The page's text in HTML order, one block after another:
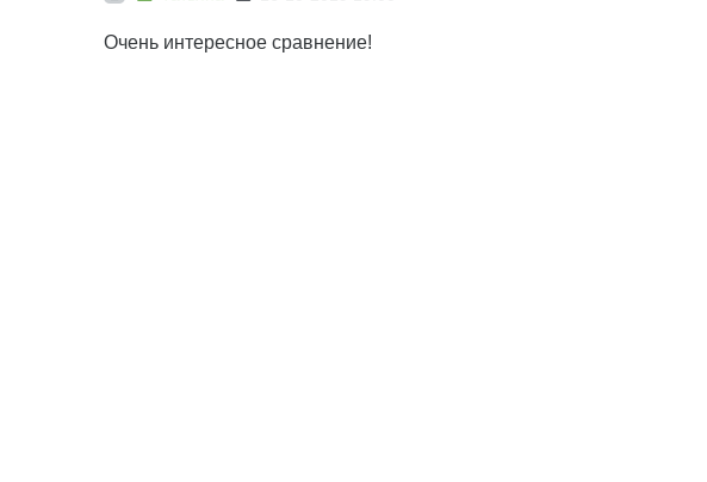
Очень интересное сравнение!